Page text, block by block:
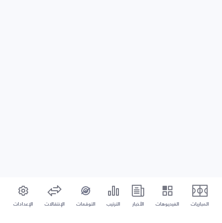
المباريات الفيديوهات الأخبار الترتيب التوقعات الإنتقالات الإعدادات